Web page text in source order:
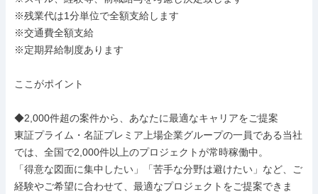
※残業代は1分単位で全額支給します
※交通費全額支給
※定期昇給制度あります
ここがポイント
◆2,000件超の案件から、あなたに最適なキャリアをご提案
東証プライム・名証プレミア上場企業グループの一員である当社
では、全国で2,000件以上のプロジェクトが常時稼働中。
「得意な図面に集中したい」「苦手な分野は避けたい」など、ご
経験やご希望に合わせて、最適なプロジェクトをご提案できま